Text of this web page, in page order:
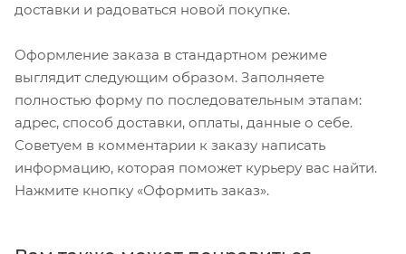
доставки и радоваться новой покупке.
Оформление заказа в стандартном режиме
выглядит следующим образом. Заполняете
полностью форму по последовательным этапам:
адрес, способ доставки, оплаты, данные о себе.
Советуем в комментарии к заказу написать
информацию, которая поможет курьеру вас найти.
Нажмите кнопку «Оформить заказ».